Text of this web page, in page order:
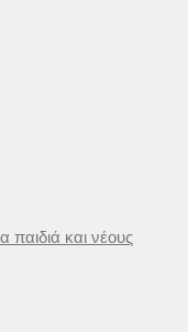
παιδιά και νέους